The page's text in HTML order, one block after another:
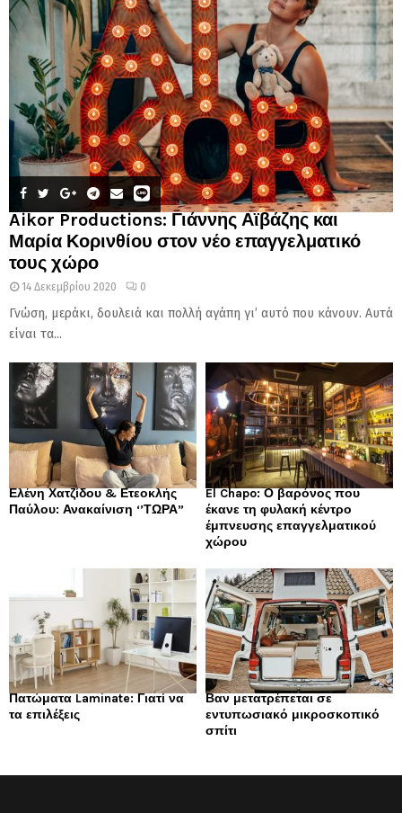
Aikor Productions: Γιάννης Αϊβάζης και
Μαρία Κορινθίου στον νέο επαγγελματικό
τους χώρο
14 Δεκεμβρίου 2020 0
Γνώση, μεράκι, δουλειά και πολλή αγάπη γι’ αυτό που κάνουν. Αυτά
είναι τα...
Ελένη Χατζίδου & Ετεοκλής
Παύλου: Ανακαίνιση ‘’ΤΩΡΑ”
El Chapo: Ο βαρόνος που
έκανε τη φυλακή κέντρο
έμπνευσης επαγγελματικού
χώρου
Πατώματα Laminate: Γιατί να
τα επιλέξεις
Βαν μετατρέπεται σε
εντυπωσιακό μικροσκοπικό
σπίτι